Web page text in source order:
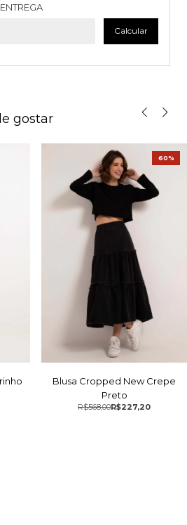
Calcular
gostar
Blusa Cropped New Crepe
Preto
R$227,20
R$568,00
60%